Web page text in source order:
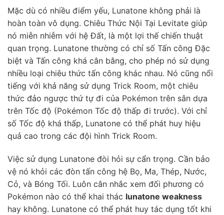
Mặc dù có nhiều điểm yếu, Lunatone không phải là
hoàn toàn vô dụng. Chiêu Thức Nội Tại Levitate giúp
nó miễn nhiễm với hệ Đất, là một lợi thế chiến thuật
quan trọng. Lunatone thường có chỉ số Tấn công Đặc
biệt và Tấn công khá cân bằng, cho phép nó sử dụng
nhiều loại chiêu thức tấn công khác nhau. Nó cũng nổi
tiếng với khả năng sử dụng Trick Room, một chiêu
thức đảo ngược thứ tự đi của Pokémon trên sân dựa
trên Tốc độ (Pokémon Tốc độ thấp đi trước). Với chỉ
số Tốc độ khá thấp, Lunatone có thể phát huy hiệu
quả cao trong các đội hình Trick Room.
Việc sử dụng Lunatone đòi hỏi sự cẩn trọng. Cần bảo
vệ nó khỏi các đòn tấn công hệ Bọ, Ma, Thép, Nước,
Cỏ, và Bóng Tối. Luôn cân nhắc xem đối phương có
Pokémon nào có thể khai thác lunatone weakness
hay không. Lunatone có thể phát huy tác dụng tốt khi